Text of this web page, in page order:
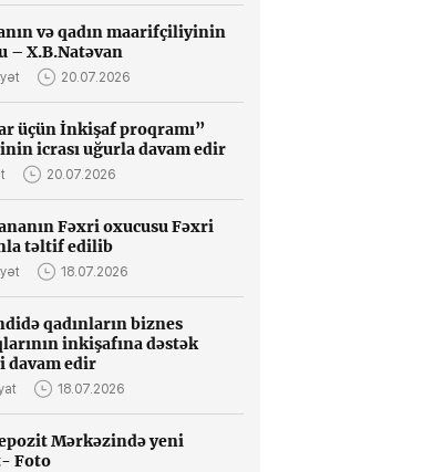
və qadın maarifçiliyinin
– X.B.Natəvan
20.07.2026
üçün İnkişaf proqramı”
icrası uğurla davam edir
20.07.2026
Fəxri oxucusu Fəxri
təltif edilib
18.07.2026
qadınların biznes
inkişafına dəstək
davam edir
18.07.2026
Mərkəzində yeni
Foto